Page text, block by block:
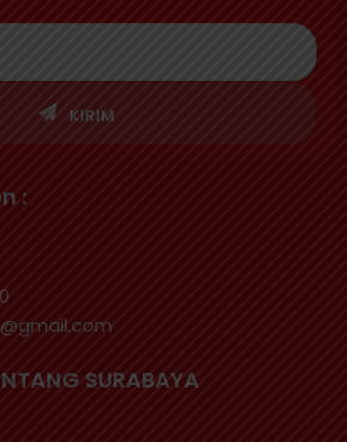
KIRIM
:
SURABAYA